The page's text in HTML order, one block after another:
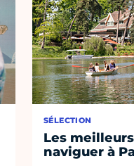
SÉLECTION
Les
naviguer à